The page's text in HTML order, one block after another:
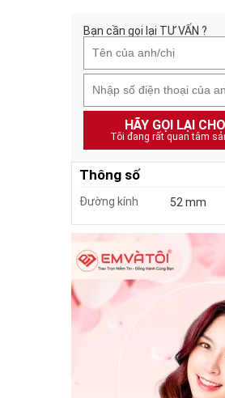
Bạn cần gọi lại TƯ VẤN ?
HÃY GỌI LẠI
Tôi đang rất quan tâm
Thông số
Đường kính 52 mm